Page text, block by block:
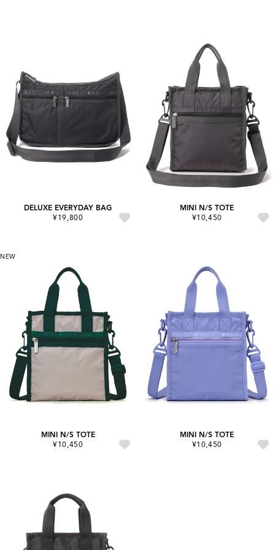
DELUXE EVERYDAY BAG
¥19,800
MINI N/S TOTE
¥10,450
NEW
MINI N/S TOTE
¥10,450
MINI N/S TOTE
¥10,450